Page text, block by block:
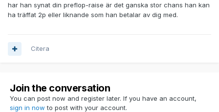
har han synat din preflop-raise är det ganska stor chans han kan
ha träffat 2p eller liknande som han betalar av dig med.
Citera
Join the conversation
You can post now and register later. If you have an account,
sign in now to post with your account.